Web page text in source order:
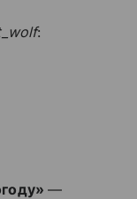
:
—